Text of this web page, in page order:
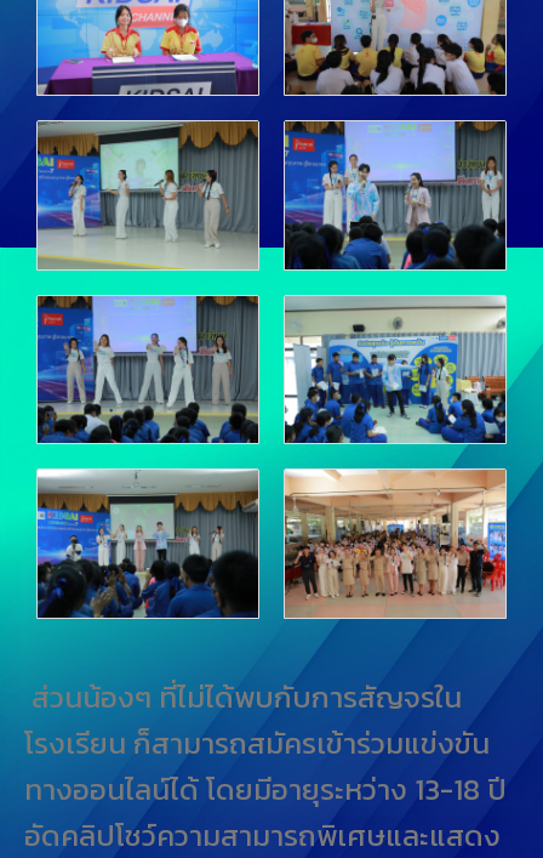
ส่วนน้องๆ ที่ไม่ได้พบกับการสัญจรใน
โรงเรียน ก็สามารถสมัครเข้าร่วมแข่งขัน
ทางออนไลน์ได้ โดยมีอายุระหว่าง 13-18 ปี
อัดคลิปโชว์ความสามารถพิเศษและแสดง